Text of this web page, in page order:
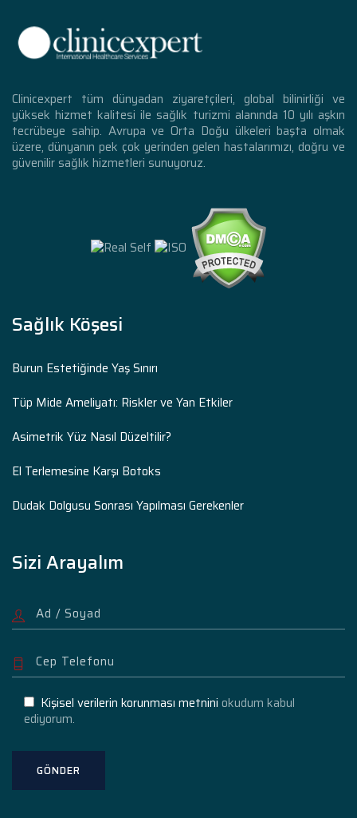
Clinicexpert tüm dünyadan ziyaretçileri, global bilinirliği ve
yüksek hizmet kalitesi ile sağlık turizmi alanında 10 yılı aşkın
tecrübeye sahip. Avrupa ve Orta Doğu ülkeleri başta olmak
üzere, dünyanın pek çok yerinden gelen hastalarımızı, doğru ve
güvenilir sağlık hizmetleri sunuyoruz.
Sağlık Köşesi
Burun Estetiğinde Yaş Sınırı
Tüp Mide Ameliyatı: Riskler ve Yan Etkiler
Asimetrik Yüz Nasıl Düzeltilir?
El Terlemesine Karşı Botoks
Dudak Dolgusu Sonrası Yapılması Gerekenler
Sizi Arayalım
Kişisel verilerin korunması metnini okudum kabul
ediyorum.